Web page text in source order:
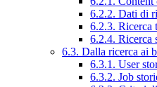
6.2.2. Dati di
6.2.3. Ricerca
6.2.4. Ricerca
6.3. Dalla ricerca ai
6.3.1. User
6.3.2. Job